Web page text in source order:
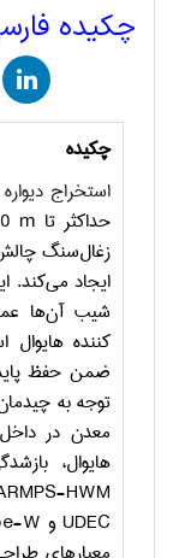
چکیده
چکیده
استخراج
حداکثر تا m
زغال‌سنگ
ایجاد می‌کند.
شیب آن‌ها
کننده
ضمن حفظ
توجه به
معدن در
هایوال،
HWM
UDEC و W